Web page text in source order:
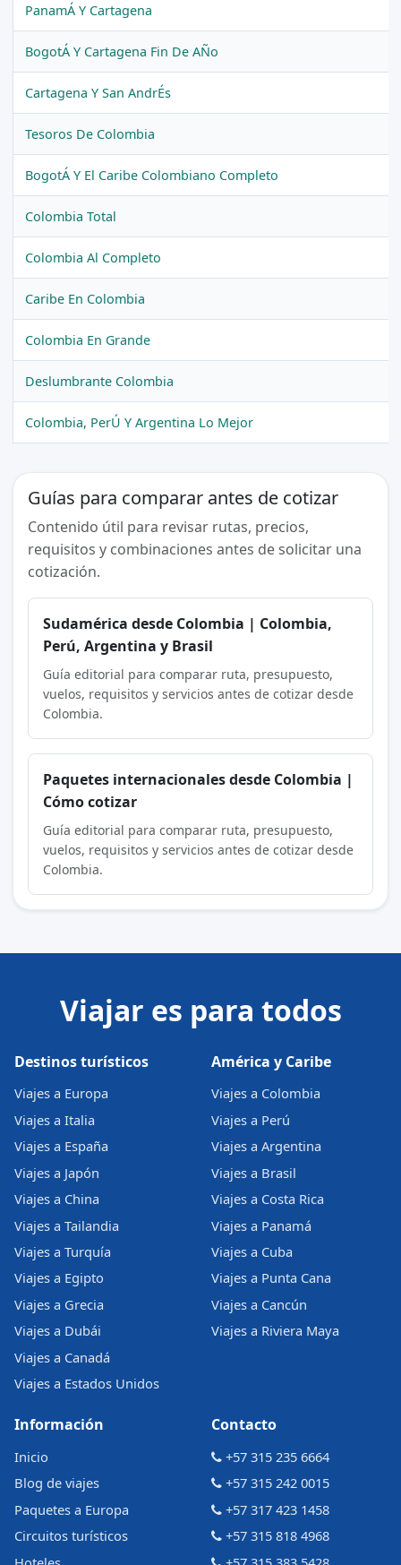
PanamÁ Y Cartagena
BogotÁ Y Cartagena Fin De AÑo
Cartagena Y San AndrÉs
Tesoros De Colombia
BogotÁ Y El Caribe Colombiano Completo
Colombia Total
Colombia Al Completo
Caribe En Colombia
Colombia En Grande
Deslumbrante Colombia
Colombia, PerÚ Y Argentina Lo Mejor
Guías para comparar antes de cotizar
Contenido útil para revisar rutas, precios,
requisitos y combinaciones antes de solicitar una
cotización.
Sudamérica desde Colombia | Colombia,
Perú, Argentina y Brasil
Guía editorial para comparar ruta, presupuesto,
vuelos, requisitos y servicios antes de cotizar desde
Colombia.
Paquetes internacionales desde Colombia |
Cómo cotizar
Guía editorial para comparar ruta, presupuesto,
vuelos, requisitos y servicios antes de cotizar desde
Colombia.
Viajar es para todos
Destinos turísticos
Viajes a Europa
Viajes a Italia
Viajes a España
Viajes a Japón
Viajes a China
Viajes a Tailandia
Viajes a Turquía
Viajes a Egipto
Viajes a Grecia
Viajes a Dubái
Viajes a Canadá
Viajes a Estados Unidos
América y Caribe
Viajes a Colombia
Viajes a Perú
Viajes a Argentina
Viajes a Brasil
Viajes a Costa Rica
Viajes a Panamá
Viajes a Cuba
Viajes a Punta Cana
Viajes a Cancún
Viajes a Riviera Maya
Información
Inicio
Blog de viajes
Paquetes a Europa
Circuitos turísticos
Contacto
+57 315 235 6664
+57 315 242 0015
+57 317 423 1458
+57 315 818 4968